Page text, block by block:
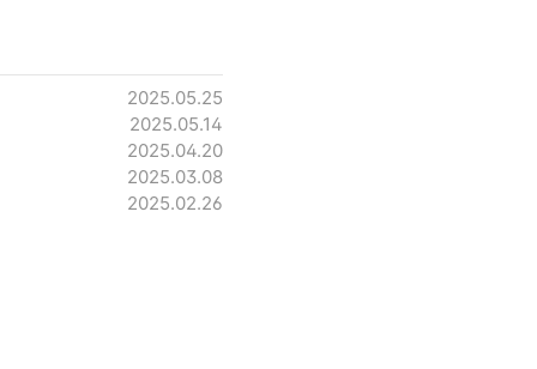
2025.05.25
2025.05.14
2025.04.20
2025.03.08
2025.02.26